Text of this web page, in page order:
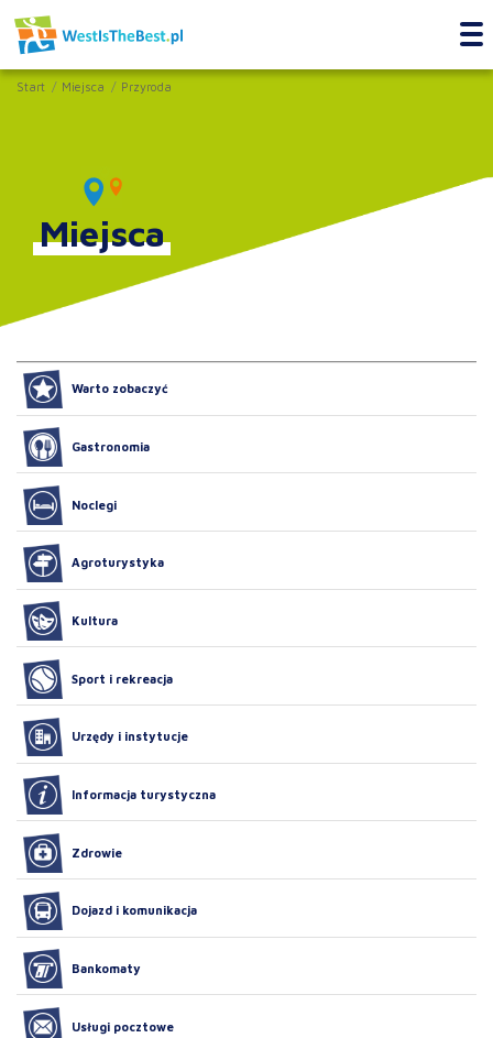
Start Miejsca Przyroda
Miejsca
Warto zobaczyć
Gastronomia
Noclegi
Agroturystyka
Kultura
Sport i rekreacja
Urzędy i instytucje
Informacja turystyczna
Zdrowie
Dojazd i komunikacja
Bankomaty
Usługi pocztowe